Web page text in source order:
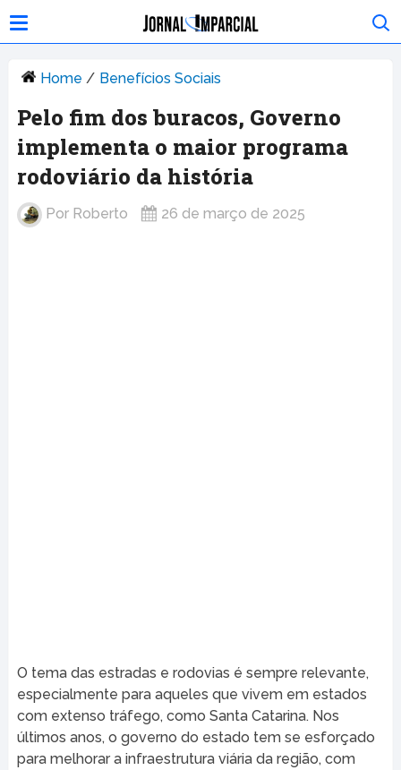
Home / Benefícios Sociais
Pelo fim dos buracos, Governo
implementa o maior programa
rodoviário da história
Por Roberto 26 de março de 2025
O tema das estradas e rodovias é sempre relevante,
especialmente para aqueles que vivem em estados
com extenso tráfego, como Santa Catarina. Nos
últimos anos, o governo do estado tem se esforçado
para melhorar a infraestrutura viária da região, com